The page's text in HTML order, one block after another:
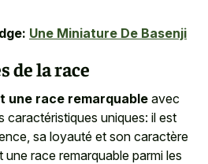
Une Miniature De Basenji
de la race
une race remarquableavec
caractéristiques uniques: il est
sa loyauté et son caractère
race remarquable parmi les